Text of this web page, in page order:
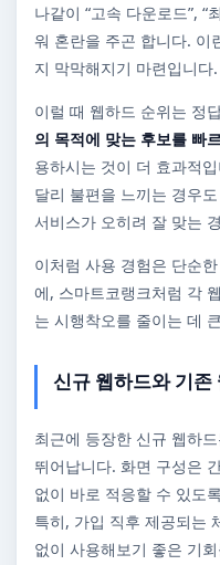
나같이 “고속 다운로드”, “
워 혼란을 주곤 합니다. 이
지 막막해지기 마련입니다.
이럴 때 웹하드 순위는 정
의 목적에 맞는 후보를 빠
용하시는 것이 더 효과적
달리 불편을 느끼는 경우
서비스가 오히려 잘 맞는
이처럼 사용 경험은 단순
에, 스마트코랭크처럼 각
는 시행착오를 줄이는 데
신규 웹하드와 기존
최근에 등장한 신규 웹하
뛰어납니다. 화면 구성은
없이 바로 적응할 수 있도
특히, 가입 직후 제공되는
없이 사용해보기 좋은 기